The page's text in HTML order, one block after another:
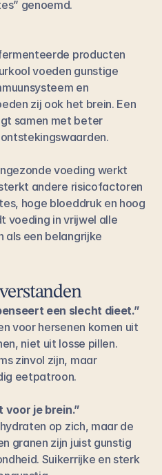
genoemd.
voeden gunstige
en
zij ook het brein. Een
samen met beter
voeding werkt
andere risicofactoren
hoge bloeddruk en hoog
voeding in vrijwel alle
als een belangrijke
een slecht dieet.”
niet uit losse pillen.
zinvol zijn, maar
eetpatroon.
voor je brein.”
granen zijn juist gunstig
Suikerrijke en sterk